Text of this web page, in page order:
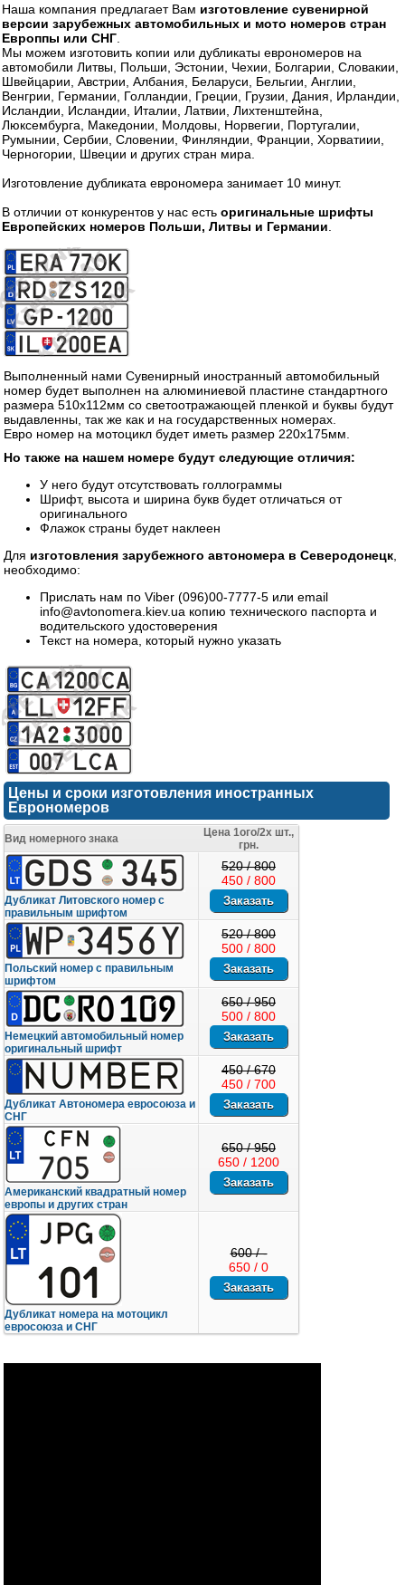
Наша компания предлагает Вам изготовление сувенирной
версии зарубежных автомобильных и мото номеров стран
Европпы или СНГ
Мы можем изготовить копии или дубликаты еврономеров на
автомобили Литвы, Польши, Эстонии, Чехии, Болгарии, Словакии,
Швейцарии, Австрии, Албания, Беларуси, Бельгии, Англии,
Венгрии, Германии, Голландии, Греции, Грузии, Дания, Ирландии,
Исландии, Исландии, Италии, Латвии, Лихтенштейна,
Люксембурга, Македонии, Молдовы, Норвегии, Португалии,
Румынии, Сербии, Словении, Финляндии, Франции, Хорватиии,
Черногории, Швеции и других стран мира.
Изготовление дубликата еврономера занимает 10 минут.
В отличии от конкурентов у нас есть оригинальные шрифты
Европейских номеров Польши, Литвы и Германии
Выполненный нами Сувенирный иностранный автомобильный
номер будет выполнен на алюминиевой пластине стандартного
размера 510х112мм со светоотражающей пленкой и буквы будут
выдавленны, так же как и на государственных номерах.
Евро номер на мотоцикл будет иметь размер 220х175мм.
Но также на нашем номере будут следующие отличия:
У него будут отсутствовать голлограммы
Шрифт, высота и ширина букв будет отличаться от
оригинального
Флажок страны будет наклеен
Для изготовления зарубежного автономера в Северодонецк
необходимо:
Прислать нам по Viber (096)00-7777-5 или email
info@avtonomera.kiev.ua копию технического паспорта и
водительского удостоверения
Текст на номера, который нужно указать
Цены и сроки изготовления иностранных
Еврономеров
Вид номерного знака
Цена 1ого/2х шт.,
грн.
Дубликат Литовского номер с
правильным шрифтом
520 / 800
450 / 800
Польский номер с правильным
шрифтом
520 / 800
500 / 800
Немецкий автомобильный номер
оригинальный шрифт
650 / 950
500 / 800
Дубликат Автономера евросоюза и
СНГ
450 / 670
450 / 700
Американский квадратный номер
европы и других стран
650 / 950
650 / 1200
Дубликат номера на мотоцикл
евросоюза и СНГ
600 / -
650 / 0